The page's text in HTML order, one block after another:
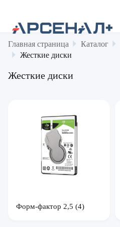
Главная страница Каталог
Жесткие диски
Жесткие диски
Форм-фактор 2,5 (4)